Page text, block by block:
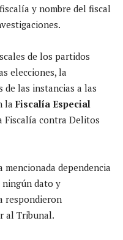
y nombre del fiscal
de los partidos
elecciones, la
de las instancias a las
la Fiscalía Especial
Fiscalía contra Delitos
dependencia
ningún dato y
respondieron
al Tribunal.